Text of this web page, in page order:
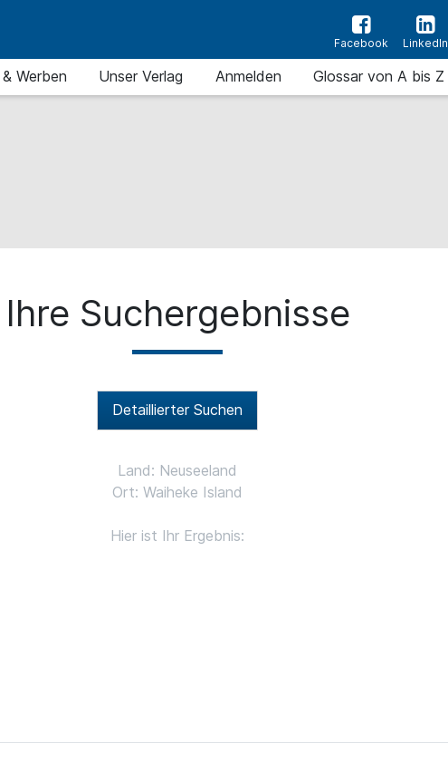
Facebook LinkedIn
Werben Unser Verlag Anmelden Glossar von A bis Z
Ihre Suchergebnisse
Detaillierter Suchen
Land: Neuseeland
Ort: Waiheke Island
Hier ist Ihr Ergebnis: